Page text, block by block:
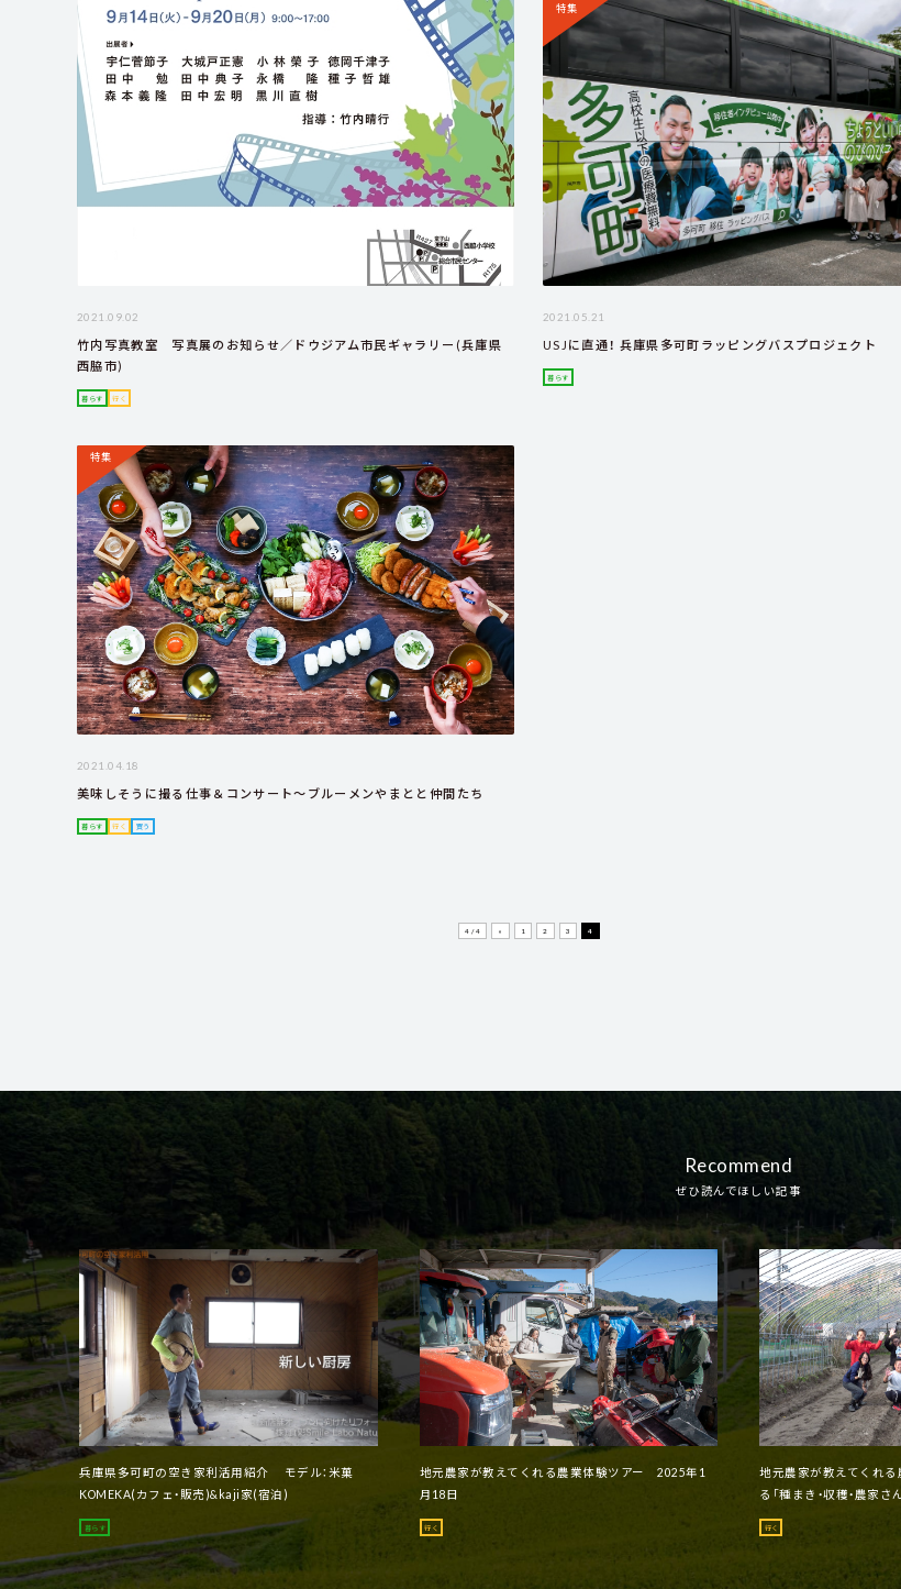
2021.09.02
竹内写真教室 写真展のお知らせ／ドウジアム市民ギャラリー(兵庫県
西脇市)
暮らす 行く
特集
2021.05.21
USJに直通！ 兵庫県多可町ラッピングバスプロジェクト
暮らす
特集
2021.04.18
美味しそうに撮る仕事＆コンサート～ブルーメンやまとと仲間たち
暮らす 行く 買う
4 / 4 « 1 2 3 4
Recommend
ぜひ読んでほしい記事
兵庫県多可町の空き家利活用紹介 モデル：米菓
KOMEKA(カフェ・販売)&kaji家(宿泊)
暮らす
地元農家が教えてくれる農業体験ツアー 2025年1
月18日
行く
地元農家が教えてくれ
る「種まき・収穫・農家
行く